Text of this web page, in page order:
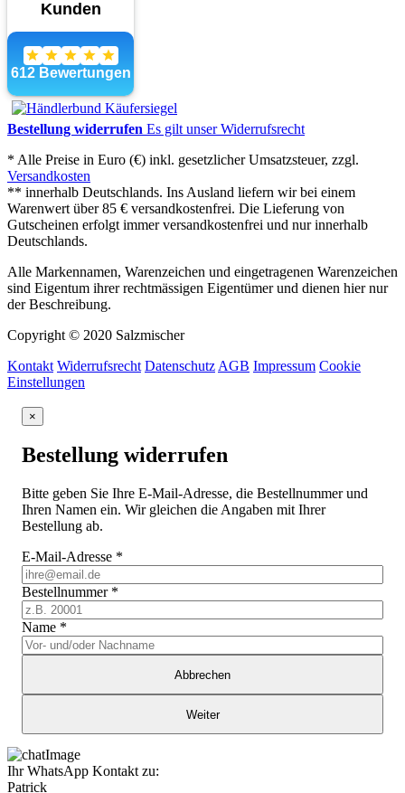
Bestellung widerrufen Es gilt unser Widerrufsrecht
* Alle Preise in Euro (€) inkl. gesetzlicher Umsatzsteuer, zzgl.
Versandkosten
** innerhalb Deutschlands. Ins Ausland liefern wir bei einem
Warenwert über 85 € versandkostenfrei. Die Lieferung von
Gutscheinen erfolgt immer versandkostenfrei und nur innerhalb
Deutschlands.
Alle Markennamen, Warenzeichen und eingetragenen Warenzeichen
sind Eigentum ihrer rechtmässigen Eigentümer und dienen hier nur
der Beschreibung.
Copyright © 2020 Salzmischer
Kontakt Widerrufsrecht Datenschutz AGB Impressum Cookie
Einstellungen
×
Bestellung widerrufen
Bitte geben Sie Ihre E-Mail-Adresse, die Bestellnummer und
Ihren Namen ein. Wir gleichen die Angaben mit Ihrer
Bestellung ab.
E-Mail-Adresse *
Bestellnummer *
Name *
Abbrechen
Weiter
Ihr WhatsApp Kontakt zu:
Patrick